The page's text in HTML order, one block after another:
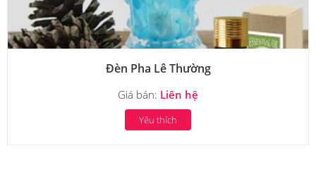
Đèn Pha Lê Thường
Giá bán: Liên hệ
Yêu thích